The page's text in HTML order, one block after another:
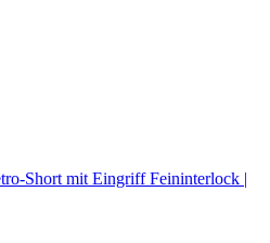
Short mit EingriffFeininterlock |